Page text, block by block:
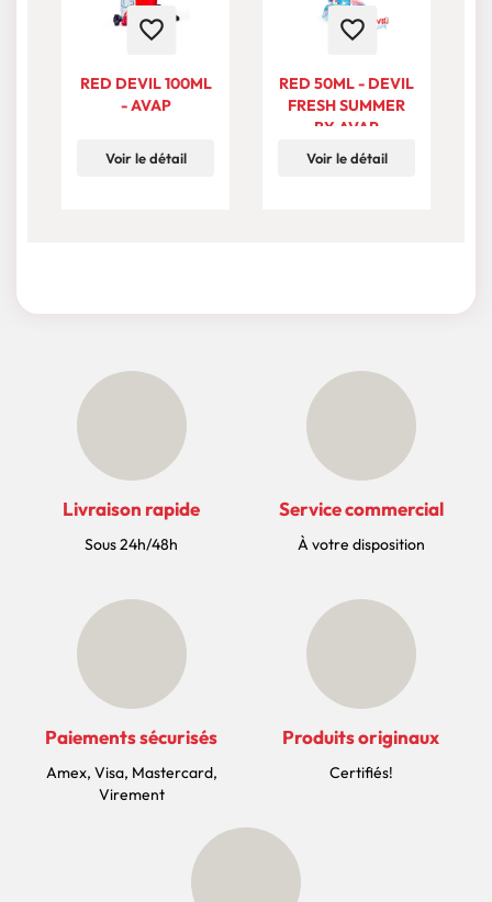
favorite_border
RED DEVIL 100ML
- AVAP
Voir le détail
favorite_border
RED 50ML - DEVIL
FRESH SUMMER
BY AVAP
Voir le détail
Livraison rapide
Sous 24h/48h
Service commercial
À votre disposition
Paiements sécurisés
Amex, Visa, Mastercard,
Virement
Produits originaux
Certifiés!